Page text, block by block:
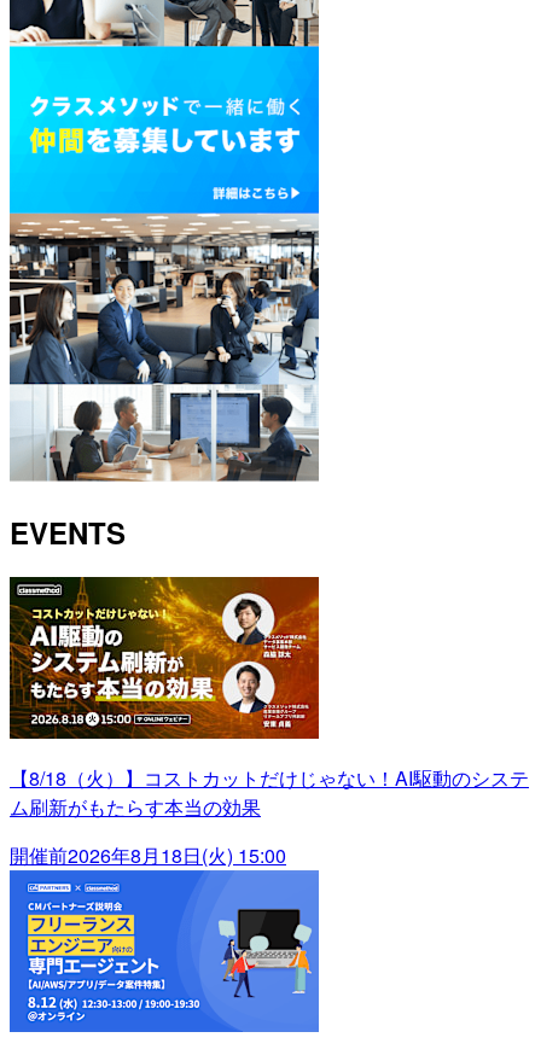
EVENTS
【8/18（火）】コストカットだけじゃない！AI駆動のシステ
ム刷新がもたらす本当の効果
開催前2026年8月18日(火) 15:00